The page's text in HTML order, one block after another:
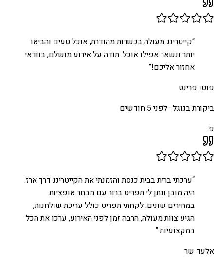
“קייטרינג מעולה בכשרות מהודרת, אוכל טעים והביאו
יותר ונשאר אפילו אוכל. תודה על אירוע מושלם, בוודאי
אחזור אליכם!”
פוטו פרינט
ביקורת בגוגל ·לפני 5 חודשים
פ
“ערכתי ברית בבית כנסת והזמנתי את הקייטרינג דרך ארז.
היה מובן ונתן לי תפריט ברור עם מבחר אופציות
במחירים שונים. לקחתי תפריט כולל עריכת שולחנות,
הגיע צוות מעולה, הרבה זמן לפני האירוע, ערכו את הכל
במקצועיות.”
אלעד שר